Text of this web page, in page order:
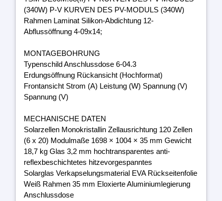
(340W) P-V KURVEN DES PV-MODULS (340W)
Rahmen Laminat Silikon-Abdichtung 12-
Abflussöffnung 4-09x14;
MONTAGEBOHRUNG
Typenschild Anschlussdose 6-04.3
Erdungsöffnung Rückansicht (Hochformat)
Frontansicht Strom (A) Leistung (W) Spannung (V)
Spannung (V)
MECHANISCHE DATEN
Solarzellen Monokristallin Zellausrichtung 120 Zellen
(6 x 20) Modulmaße 1698 × 1004 × 35 mm Gewicht
18,7 kg Glas 3,2 mm hochtransparentes anti-
reflexbeschichtetes hitzevorgespanntes
Solarglas Verkapselungsmaterial EVA Rückseitenfolie
Weiß Rahmen 35 mm Eloxierte Aluminiumlegierung
Anschlussdose